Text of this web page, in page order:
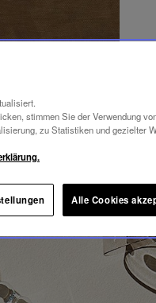
stimmen Sie der Verwendung
zu Statistiken und gezielter
Alle Cookies